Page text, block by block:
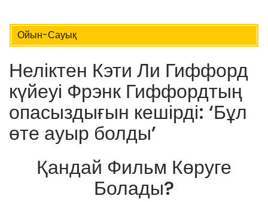
Ойын-Сауық
Неліктен Кэти Ли Гиффорд
күйеуі Фрэнк Гиффордтың
опасыздығын кешірді: ‘Бұл
өте ауыр болды’
Қандай Фильм Көруге
Болады?